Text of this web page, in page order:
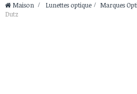
Maison > Lunettes optique > Marques
Dutz